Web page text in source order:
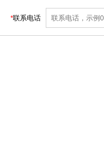
*联系电话